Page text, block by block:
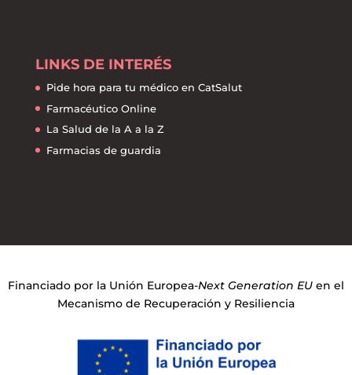
LINKS DE INTERÉS
Pide hora para tu médico en CatSalut
Farmacéutico Online
La Salud de la A a la Z
Farmacias de guardia
Financiado por la Unión Europea-Next Generation EU en el
Mecanismo de Recuperación y Resiliencia